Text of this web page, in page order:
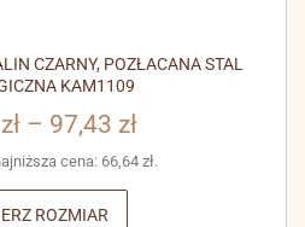
CZARNY, POZŁACANA STAL
KAM1109
zł – 97,43 zł
cena: 66,64 zł.
ROZMIAR